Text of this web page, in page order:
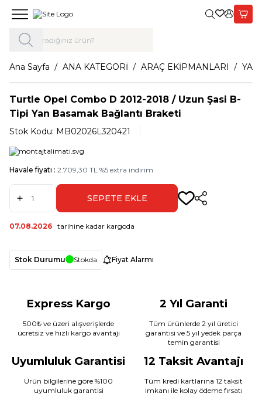
Giriş Yap,
Ana Sayfa ANA KATEGORİ ARAÇ EKİPMANLARI
Turtle Opel Combo D 2012-2018 / Uzun Şasi B-
Tipi Yan Basamak Bağlantı Braketi
Stok Kodu: MB02026L320421
Havale fiyatı : 2.709,30 TL %5 extra indirim
SEPETE EKLE Paylaş
07.08.2026 tarihine kadar kargoda
Stok Durumu Stokda Fiyat Alarmı
Express Kargo
500₺ ve üzeri alışverişlerde
ücretsiz ve hızlı kargo avantajı
2 Yıl Garanti
Tüm ürünlerde 2 yıl üretici
garantisi ve 5 yıl yedek parça
temin garantisi
Uyumluluk Garantisi
Ürün bilgilerine göre %100
uyumluluk garantisi
12 Taksit Avantajı
Tüm kredi kartlarına 12 taksit
imkanı ile kolay ödeme fırsatı